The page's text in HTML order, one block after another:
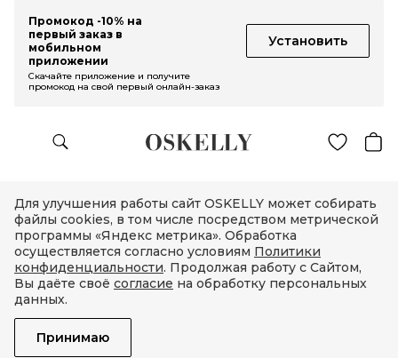
Промокод -10% на
первый заказ в
мобильном
приложении
Установить
Скачайте приложение и получите
промокод на свой первый онлайн-заказ
Для улучшения работы сайт OSKELLY может собирать
файлы cookies, в том числе посредством метрической
программы «Яндекс метрика». Обработка
осуществляется согласно условиям Политики
конфиденциальности. Продолжая работу с Сайтом,
Вы даёте своё согласие на обработку персональных
данных.
Принимаю